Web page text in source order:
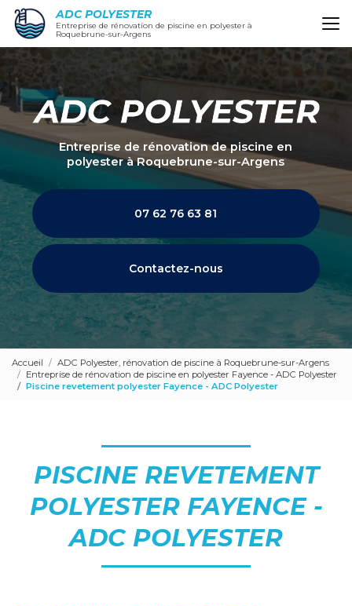
Aller
contenu
principal
ADC POLYESTER
Entreprise de rénovation de piscine en polyester à
Roquebrune-sur-Argens
Entreprise de rénovation de piscine en
polyesterà Roquebrune-sur-Argens
07 62 76 63 81
Contactez-nous
Accueil
ADC Polyester, rénovation de piscine à Roquebrune-sur-Argens
Entreprise de rénovation de piscine en polyester Fayence - ADC Polyester
Piscine revetement polyester Fayence - ADC Polyester
PISCINE REVETEMENT
POLYESTER FAYENCE -
ADC POLYESTER